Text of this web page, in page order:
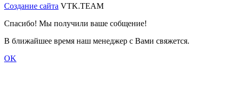
Создание сайта VTK.TEAM
Спасибо! Мы получили ваше собщение!
В ближайшее время наш менеджер с Вами свяжется.
OK